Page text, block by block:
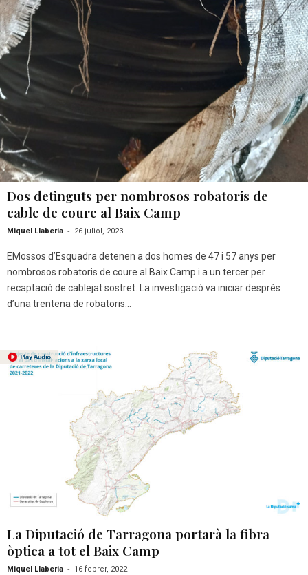
Dos detinguts per nombrosos robatoris de
cable de coure al Baix Camp
Miquel Llaberia - 26 juliol, 2023
EMossos d’Esquadra detenen a dos homes de 47 i 57 anys per
nombrosos robatoris de coure al Baix Camp i a un tercer per
recaptació de cablejat sostret. La investigació va iniciar després
d’una trentena de robatoris...
La Diputació de Tarragona portarà la fibra
òptica a tot el Baix Camp
Miquel Llaberia - 16 febrer, 2022